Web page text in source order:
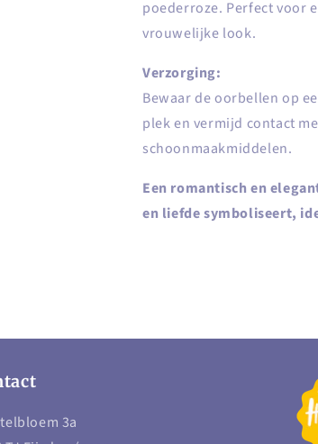
poederroze. Perfect voor
vrouwelijke look.
Verzorging:
Bewaar de oorbellen op
plek en vermijd contact
schoonmaakmiddelen.
Een romantisch en
en liefde symboliseert,
3a